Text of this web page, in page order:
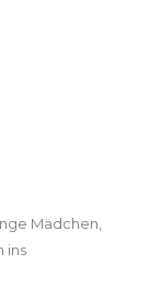
Mädchen,
ins